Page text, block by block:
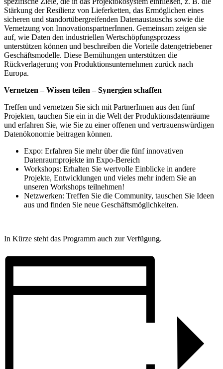
Stärkung der Resilienz von Lieferketten, das Ermöglichen eines
sicheren und standortübergreifenden Datenaustauschs sowie die
Vernetzung von InnovationspartnerInnen. Gemeinsam zeigen sie
auf, wie Daten den industriellen Wertschöpfungsprozess
unterstützen können und beschreiben die Vorteile datengetriebener
Geschäftsmodelle. Diese Bemühungen unterstützen die
Rückverlagerung von Produktionsunternehmen zurück nach
Europa.
Vernetzen – Wissen teilen – Synergien schaffen
Treffen und vernetzen Sie sich mit PartnerInnen aus den fünf
Projekten, tauchen Sie ein in die Welt der Produktionsdatenräume
und erfahren Sie, wie Sie zu einer offenen und vertrauenswürdigen
Datenökonomie beitragen können.
Expo: Erfahren Sie mehr über die fünf innovativen
Datenraumprojekte im Expo-Bereich
Workshops: Erhalten Sie wertvolle Einblicke in andere
Projekte, Entwicklungen und vieles mehr indem Sie an
unseren Workshops teilnehmen!
Netzwerken: Treffen Sie die Community, tauschen Sie Ideen
aus und finden Sie neue Geschäftsmöglichkeiten.
In Kürze steht das Programm auch zur Verfügung.